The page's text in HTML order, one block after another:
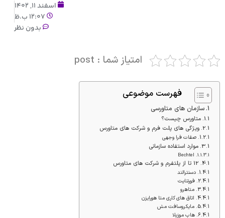
اسفند 11, 1402
12:07 ب.ظ
بدون نظر
امتیاز شما : post
فهرست موضوعی
سازمان های متاورسی
متاورس چیست؟
ویژگی های پلت فرم و شرکت های متاورس
صفات فرا وجهی
موارد استفاده سازمانی
Bechtel
12 تا از پلتفرم و شرکت های متاورس
دسنترالند
فورتنایت
متاهرو
اتاق های کاری متا هورایزن
مایکروسافت مش
هاب موزیلا